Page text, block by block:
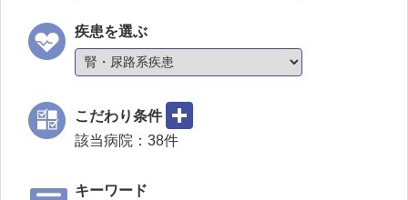
疾患を選ぶ
こだわり条件
該当病院： 38件
キーワード